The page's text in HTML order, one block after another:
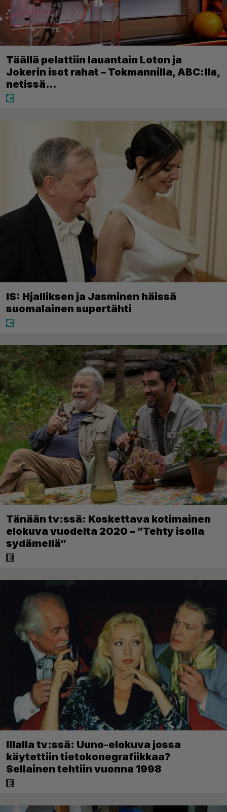
Täällä pelattiin lauantain Loton ja
Jokerin isot rahat – Tokmannilla, ABC:lla,
netissä…
IS: Hjalliksen ja Jasminen häissä
suomalainen supertähti
Tänään tv:ssä: Koskettava kotimainen
elokuva vuodelta 2020 – ”Tehty isolla
sydämellä”
Illalla tv:ssä: Uuno-elokuva jossa
käytettiin tietokonegrafiikkaa?
Sellainen tehtiin vuonna 1998